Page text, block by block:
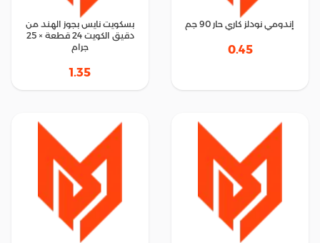
إندومي نودلز كاري حار 90 جم
0.45
بسكويت نايس بجوز الهند من
دقيق الكويت 24 قطعة × 25
جرام
1.35